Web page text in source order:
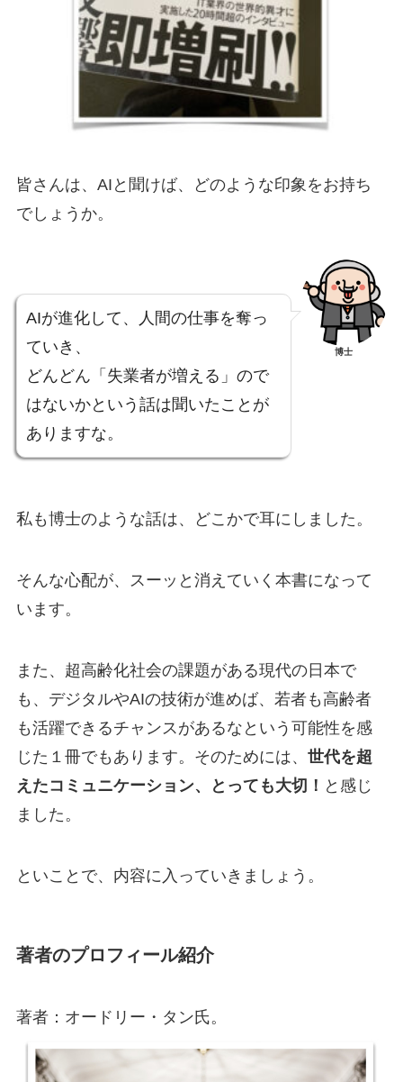
皆さんは、AIと聞けば、どのような印象をお持ち
でしょうか。
AIが進化して、人間の仕事を奪っ
ていき、
どんどん「失業者が増える」ので
はないかという話は聞いたことが
ありますな。
博士
私も博士のような話は、どこかで耳にしました。
そんな心配が、スーッと消えていく本書になって
います。
また、超高齢化社会の課題がある現代の日本で
も、デジタルやAIの技術が進めば、若者も高齢者
も活躍できるチャンスがあるなという可能性を感
じた１冊でもあります。そのためには、 世代を超
えたコミュニケーション、とっても大切！ と感じ
ました。
といことで、内容に入っていきましょう。
著者のプロフィール紹介
著者：オードリー・タン氏。